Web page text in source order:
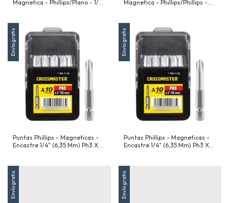
Magnetica - Phillips/Plano - 1/4"
Magnetica - Phillips/Phillips -
Envío gratis
Puntas Phillips - Magneticas -
Encastre 1/4" (6,35 Mm) Ph3 X
Envío gratis
Puntas Phillips - Magneticas -
Encastre 1/4" (6,35 Mm) Ph3 X
Envío gratis Envío gratis